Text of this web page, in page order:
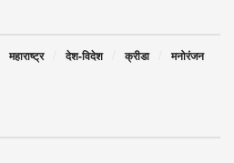
महाराष्ट्र देश-विदेश क्रीडा
मनोरंजन